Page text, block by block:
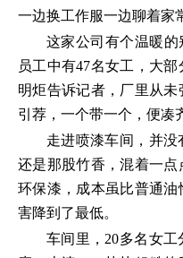
一边换工作服一边聊着家
这家公司有个温暖
员工中有47名女工，大
明炬告诉记者，厂里从
引荐，一个带一个，便凑
走进喷漆车间，并
还是那股竹香，混着一
环保漆，成本虽比普通
害降到了最低。
车间里，20多名女